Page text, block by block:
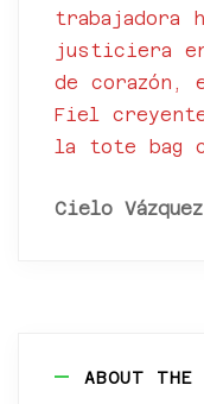
trabajadora
justiciera
de corazón,
Fiel
la tote bag
Cielo Vázquez
ABOUT THE